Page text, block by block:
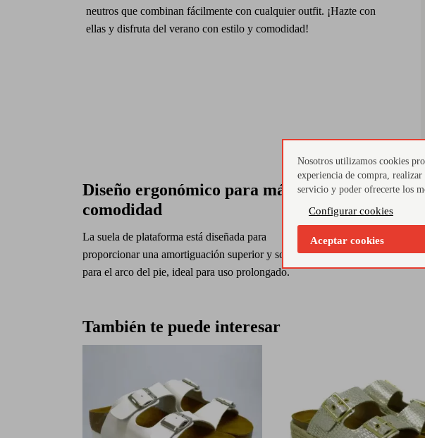
neutros que combinan fácilmente con cualquier outfit. ¡Hazte con
ellas y disfruta del verano con estilo y comodidad!
Diseño ergonómico para máxima
comodidad
La suela de plataforma está diseñada para
proporcionar una amortiguación superior y soporte
para el arco del pie, ideal para uso prolongado.
Estilo
Su diseño
perfectas para
veraniegos.
También te puede interesar
Nosotros utilizamos cookies
experiencia de compra,
servicio y poder ofrecerte los
Configurar cookies
Aceptar cookies